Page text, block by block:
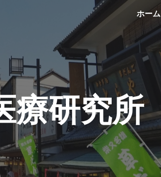
Skip to navigation ホーム
療研究所